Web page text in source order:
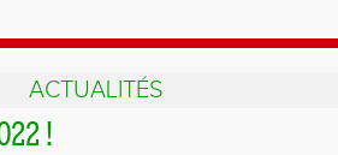
ACTUALITÉS
!